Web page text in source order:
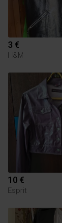
3 €
H&M
10 €
Esprit